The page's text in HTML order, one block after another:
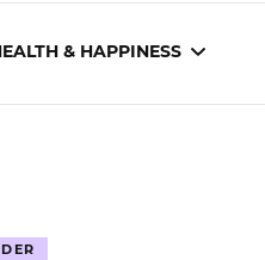
& HAPPINESS